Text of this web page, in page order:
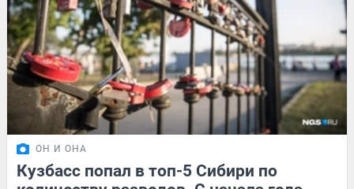
ОН И ОНА
Кузбасс попал в топ-5 Сибири по